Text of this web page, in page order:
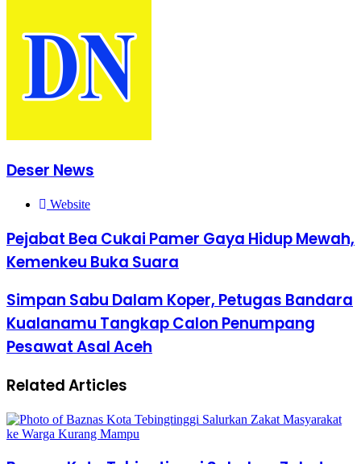
Deser News
Website
Pejabat Bea Cukai Pamer Gaya Hidup Mewah,
Kemenkeu Buka Suara
Simpan Sabu Dalam Koper, Petugas Bandara
Kualanamu Tangkap Calon Penumpang
Pesawat Asal Aceh
Related Articles